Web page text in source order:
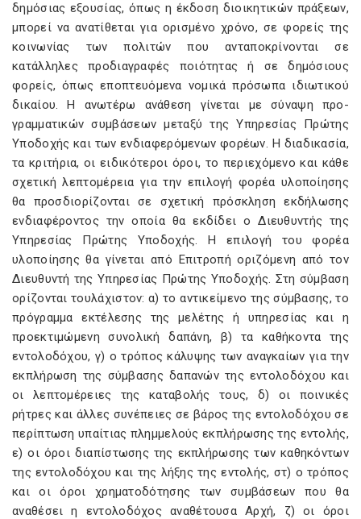
δημόσιας εξουσίας, όπως η έκδοση διοικητικών πράξεων,
μπορεί να ανατίθεται για ορισμένο χρόνο, σε φορείς της
κοινωνίας των πολιτών που ανταποκρίνονται σε
κατάλληλες προδιαγραφές ποιότητας ή σε δημόσιους
φορείς, όπως εποπτευόμενα νομικά πρόσωπα ιδιωτικού
δικαίου. Η ανωτέρω ανάθεση γίνεται με σύναψη προ-
γραμματικών συμβάσεων μεταξύ της Υπηρεσίας Πρώτης
Υποδοχής και των ενδιαφερόμενων φορέων. Η διαδικασία,
τα κριτήρια, οι ειδικότεροι όροι, το περιεχόμενο και κάθε
σχετική λεπτομέρεια για την επιλογή φορέα υλοποίησης
θα προσδιορίζονται σε σχετική πρόσκληση εκδήλωσης
ενδιαφέροντος την οποία θα εκδίδει ο Διευθυντής της
Υπηρεσίας Πρώτης Υποδοχής. Η επιλογή του φορέα
υλοποίησης θα γίνεται από Επιτροπή οριζόμενη από τον
Διευθυντή της Υπηρεσίας Πρώτης Υποδοχής. Στη σύμβαση
ορίζονται τουλάχιστον: α) το αντικείμενο της σύμβασης, το
πρόγραμμα εκτέλεσης της μελέτης ή υπηρεσίας και η
προεκτιμώμενη συνολική δαπάνη, β) τα καθήκοντα της
εντολοδόχου, γ) ο τρόπος κάλυψης των αναγκαίων για την
εκπλήρωση της σύμβασης δαπανών της εντολοδόχου και
οι λεπτομέρειες της καταβολής τους, δ) οι ποινικές
ρήτρες και άλλες συνέπειες σε βάρος της εντολοδόχου σε
περίπτωση υπαίτιας πλημμελούς εκπλήρωσης της εντολής,
ε) οι όροι διαπίστωσης της εκπλήρωσης των καθηκόντων
της εντολοδόχου και της λήξης της εντολής, στ) ο τρόπος
και οι όροι χρηματοδότησης των συμβάσεων που θα
αναθέσει η εντολοδόχος αναθέτουσα Αρχή, ζ) οι όροι